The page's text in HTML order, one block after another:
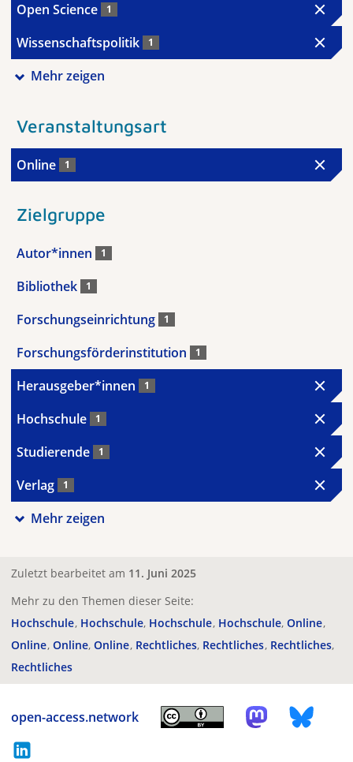
Open Science 1
Wissenschaftspolitik 1
Mehr zeigen
Veranstaltungsart
Online 1
Zielgruppe
Autor*innen 1
Bibliothek 1
Forschungseinrichtung 1
Forschungsförderinstitution 1
Herausgeber*innen 1
Hochschule 1
Studierende 1
Verlag 1
Mehr zeigen
Zuletzt bearbeitet am 11. Juni 2025
Mehr zu den Themen dieser Seite:
Hochschule Hochschule Hochschule Hochschule Online
Online Online Online Rechtliches Rechtliches Rechtliches
Rechtliches
open-access.network